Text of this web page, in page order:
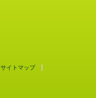
サイトマップ